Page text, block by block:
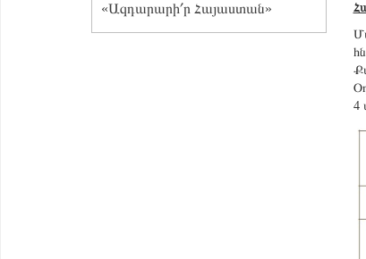
«Ազդարարի՛ր Հայաստան»
4